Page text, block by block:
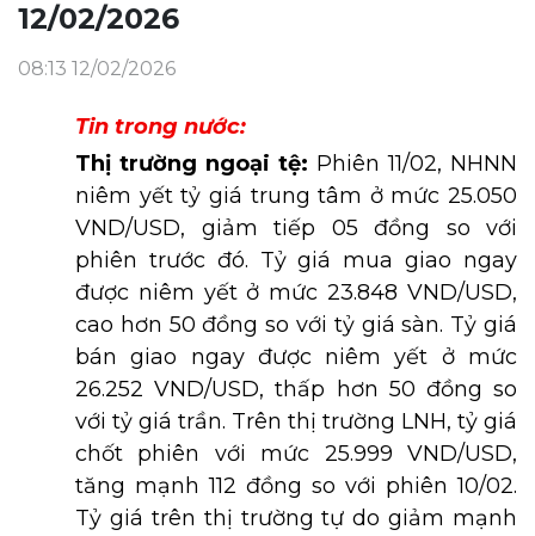
12/02/2026
08:13 12/02/2026
Tin trong nước:
Thị trường ngoại tệ: Phiên 11/02, NHNN
niêm yết tỷ giá trung tâm ở mức 25.050
VND/USD, giảm tiếp 05 đồng so với
phiên trước đó. Tỷ giá mua giao ngay
được niêm yết ở mức 23.848 VND/USD,
cao hơn 50 đồng so với tỷ giá sàn. Tỷ giá
bán giao ngay được niêm yết ở mức
26.252 VND/USD, thấp hơn 50 đồng so
với tỷ giá trần. Trên thị trường LNH, tỷ giá
chốt phiên với mức 25.999 VND/USD,
tăng mạnh 112 đồng so với phiên 10/02.
Tỷ giá trên thị trường tự do giảm mạnh